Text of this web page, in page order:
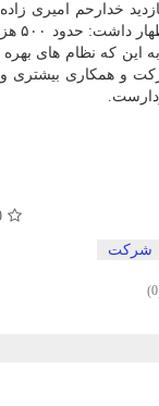
خدارحم امیری
نظام
این که نظام های
شركت